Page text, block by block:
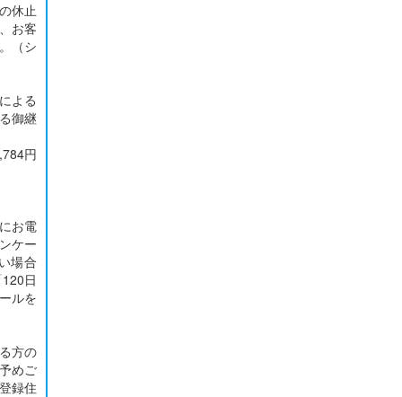
休止
お客
（シ
よる
御継
円
お電
ケー
場合
日
ルを
方の
めご
録住